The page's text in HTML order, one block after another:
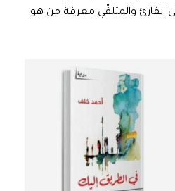
القارئ والمتلقّي معرفة من هو